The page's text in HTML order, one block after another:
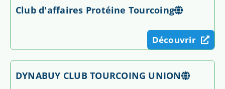
Club d'affaires Protéine Tourcoing
Découvrir
DYNABUY CLUB TOURCOING UNION